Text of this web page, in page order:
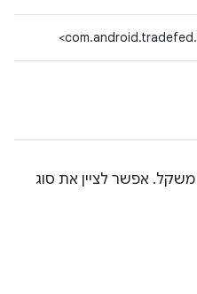
אפשר לציין את סוג